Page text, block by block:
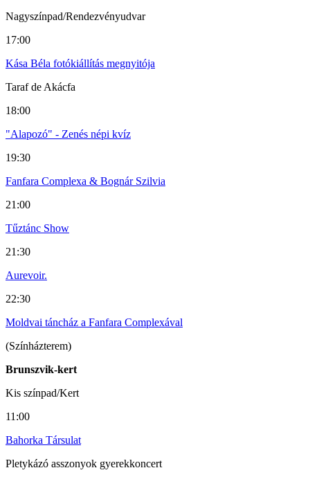
Nagyszínpad/Rendezvényudvar
17:00
Kása Béla fotókiállítás megnyitója
Taraf de Akácfa
18:00
"Alapozó" - Zenés népi kvíz
19:30
Fanfara Complexa & Bognár Szilvia
21:00
Tűztánc Show
21:30
Aurevoir.
22:30
Moldvai táncház a Fanfara Complexával
(Színházterem)
Brunszvik-kert
Kis színpad/Kert
11:00
Bahorka Társulat
Pletykázó asszonyok gyerekkoncert